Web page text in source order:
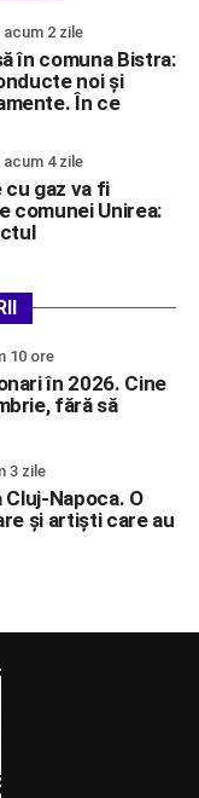
acum 2 zile
în comuna Bistra:
noi și
În ce
acum 4 zile
cu gaz va fi
comunei Unirea:
10 ore
în 2026. Cine
fără să
3 zile
Cluj-Napoca. O
și artiști care au